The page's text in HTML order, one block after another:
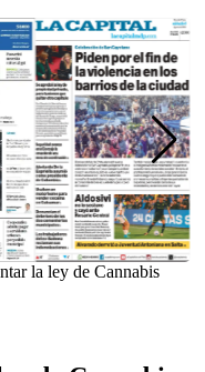
la ley de Cannabis